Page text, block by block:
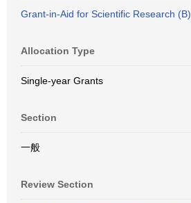
Grant-in-Aid for Scientific Research (B)
Allocation Type
Single-year Grants
Section
一般
Review Section